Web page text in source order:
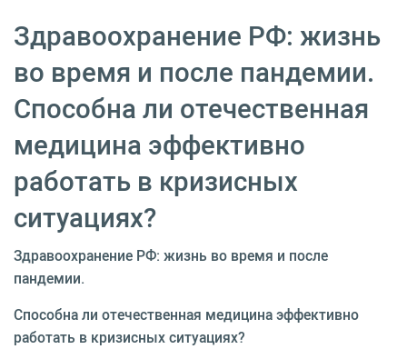
Здравоохранение РФ: жизнь
во время и после пандемии.
Способна ли отечественная
медицина эффективно
работать в кризисных
ситуациях?
Здравоохранение РФ: жизнь во время и после
пандемии.
Способна ли отечественная медицина эффективно
работать в кризисных ситуациях?